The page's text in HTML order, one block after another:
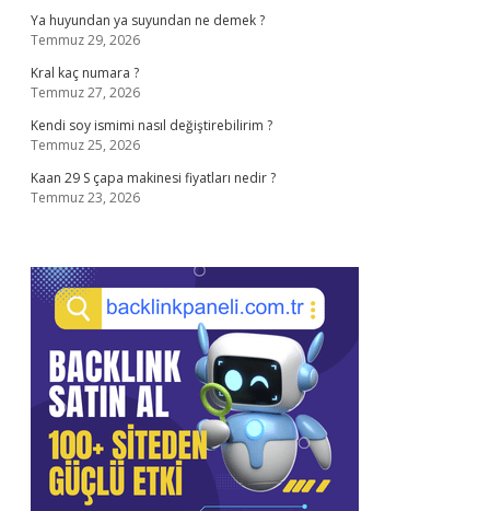
Ya huyundan ya suyundan ne demek ?
Temmuz 29, 2026
Kral kaç numara ?
Temmuz 27, 2026
Kendi soy ismimi nasıl değiştirebilirim ?
Temmuz 25, 2026
Kaan 29 S çapa makinesi fiyatları nedir ?
Temmuz 23, 2026